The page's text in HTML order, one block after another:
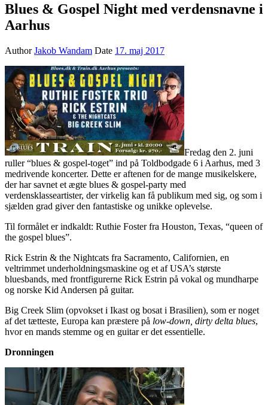
Blues & Gospel Night med verdensnavne i
Aarhus
AuthorJakob Wandam Date 17. maj 2017
Fredag den 2. juni
ruller “blues & gospel-toget” ind på Toldbodgade 6 i Aarhus, med 3
medrivende koncerter. Dette er aftenen for de mange musikelskere,
der har savnet et ægte blues & gospel-party med
verdensklasseartister, der virkelig kan få publikum med sig, og som i
sjælden grad giver den fantastiske og unikke oplevelse.
Til formålet er indkaldt: Ruthie Foster fra Houston, Texas, “queen of
the gospel blues”.
Rick Estrin & the Nightcats fra Sacramento, Californien, en
veltrimmet underholdningsmaskine og et af USA’s største
bluesbands, med frontfigurerne Rick Estrin på vokal og mundharpe
og norske Kid Andersen på guitar.
Big Creek Slim (opvokset i Ikast og bosat i Brasilien), som er noget
af det tætteste, Europa kan præstere på low-down, dirty delta blues,
hvor en mands stemme og en guitar er det essentielle.
Dronningen